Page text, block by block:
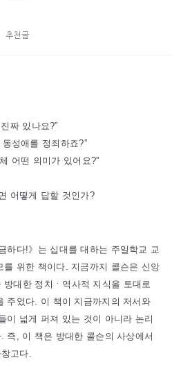
추천글
짜 있나요?”
성애를 정죄하죠?”
어떤 의미가 있어요?”
어떻게 답할 것인가?
하다!》는 십대를 대하는 주일학교 교
위한 책이다. 지금까지 콜슨은 신앙
대한 정치ㆍ역사적 지식을 토대로
주었다. 이 책이 지금까지의 저서와
이 넓게 퍼져 있는 것이 아니라 논리
즉, 이 책은 방대한 콜슨의 사상에서
고다.